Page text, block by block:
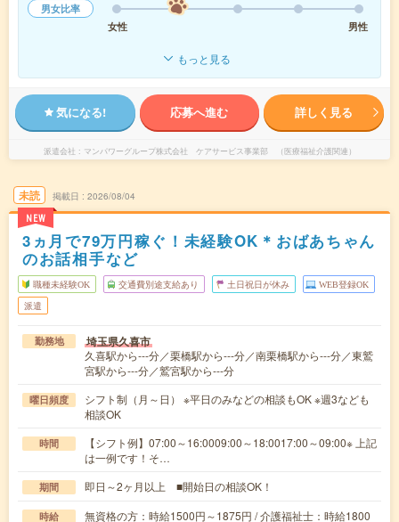
男女比率
女性
男性
もっと見る
気になる! 応募へ進む 詳しく見る
派遣会社 マンパワーグループ株式会社 ケアサービス事業部 （医療福祉介護関連）
未読
NEW
掲載日 2026/08/04
3ヵ月で79万円稼ぐ！未経験OK＊おばあちゃん
のお話相手など
職種未経験OK 交通費別途支給あり 土日祝日が休み WEB登録OK
派遣
勤務地 埼玉県久喜市
久喜駅から---分／栗橋駅から---分／南栗橋駅から---分／東鷲
宮駅から---分／鷲宮駅から---分
曜日頻度
シフト制（月～日） ※平日のみなどの相談もOK ※週3なども
相談OK
時間
【シフト例】07:00～16:0009:00～18:0017:00～09:00※ 上記
は一例です！そ…
期間 即日～2ヶ月以上 ■開始日の相談OK！
時給 無資格の方：時給1500円～1875円 / 介護福祉士：時給1800